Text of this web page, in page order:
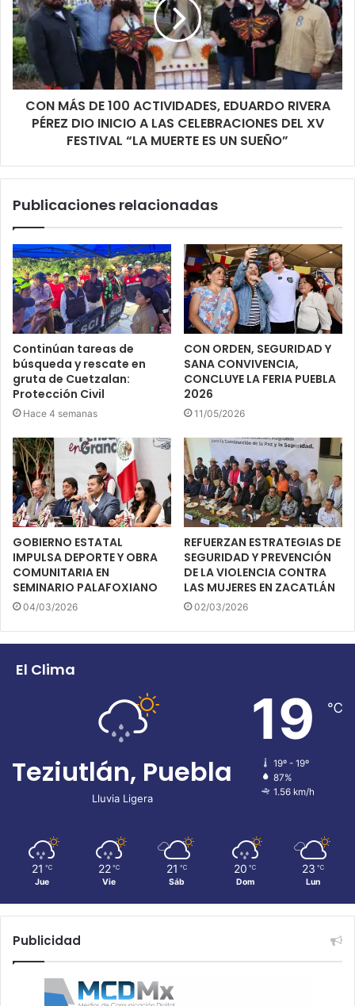
CON MÁS DE 100 ACTIVIDADES, EDUARDO RIVERA
PÉREZ DIO INICIO A LAS CELEBRACIONES DEL XV
FESTIVAL “LA MUERTE ES UN SUEÑO”
Publicaciones relacionadas
Continúan tareas de
búsqueda y rescate en
gruta de Cuetzalan:
Protección Civil
Hace 4 semanas
CON ORDEN, SEGURIDAD Y
SANA CONVIVENCIA,
CONCLUYE LA FERIA PUEBLA
2026
11/05/2026
GOBIERNO ESTATAL
IMPULSA DEPORTE Y OBRA
COMUNITARIA EN
SEMINARIO PALAFOXIANO
04/03/2026
REFUERZAN ESTRATEGIAS DE
SEGURIDAD Y PREVENCIÓN
DE LA VIOLENCIA CONTRA
LAS MUJERES EN ZACATLÁN
02/03/2026
El Clima
Teziutlán, Puebla
Lluvia Ligera
19 ℃
19º - 19º
87%
1.56 km/h
21 ℃
Jue
22 ℃
Vie
21 ℃
Sáb
20 ℃
Dom
23 ℃
Lun
Publicidad